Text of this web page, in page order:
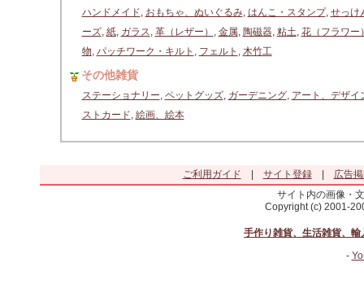
ハンドメイド, おもちゃ、ぬいぐるみ, はんこ・スタンプ, せっけ
ーズ, 紙, ガラス, 革（レザー） , 金属, 陶磁器, 粘土, 花（フラワー
物, パッチワーク・キルト , フェルト , 木竹工
その他雑貨
ステーショナリー, ペットグッズ, ガーデニング, アート、デザイ
ストカード, 絵画、絵本
ご利用ガイド サイト登録|
広告
サイト内の画像・
Copyright (c) 2001-
手作り雑貨、生活雑貨、
-